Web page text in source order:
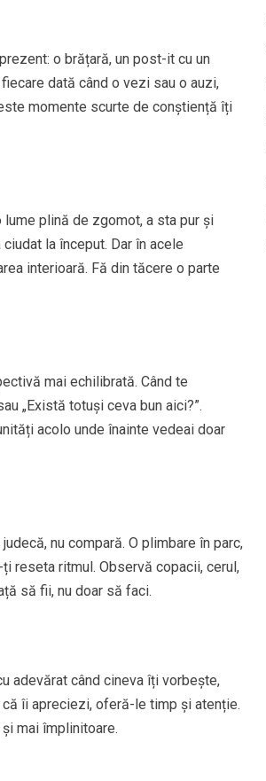
o brățară, un post-it cu un
dată când o vezi sau o auzi,
momente scurte de conștiență îți
plină de zgomot, a sta pur și
la început. Dar în acele
interioară. Fă din tăcere o parte
mai echilibrată. Când te
„Există totuși ceva bun aici?”.
acolo unde înainte vedeai doar
nu compară. O plimbare în parc,
reseta ritmul. Observă copacii, cerul,
să fii, nu doar să faci.
adevărat când cineva îți vorbește,
îi apreciezi, oferă-le timp și atenție.
mai împlinitoare.